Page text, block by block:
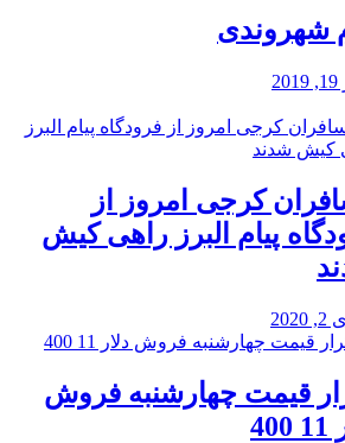
شهروندی
کرجی امروز از
پیام البرز راهی کیش
قیمت چهارشنبه فروش